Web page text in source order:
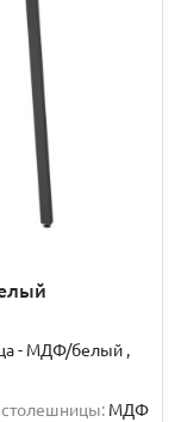
- МДФ/белый ,
МДФ